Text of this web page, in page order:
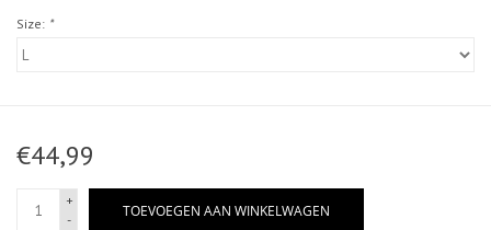
Size: *
€44,99
+
-
TOEVOEGEN AAN WINKELWAGEN